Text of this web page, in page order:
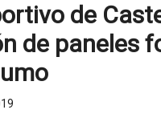
de
de paneles